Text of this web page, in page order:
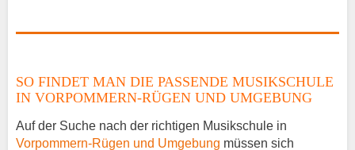
Gitarrenunterricht Tribsees
Musiklehrer Stellenangebote – Tribsees
SO FINDET MAN DIE PASSENDE MUSIKSCHULE
IN VORPOMMERN-RÜGEN UND UMGEBUNG
Auf der Suche nach der richtigen Musikschule in
Vorpommern-Rügen und Umgebung müssen sich